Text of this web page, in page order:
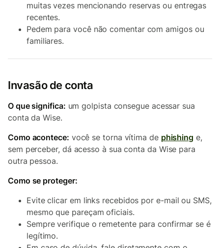
muitas vezes mencionando reservas ou entregas
recentes.
Pedem para você não comentar com amigos ou
familiares.
Invasão de conta
O que significa: um golpista consegue acessar sua
conta da Wise.
Como acontece: você se torna vítima de phishing e,
sem perceber, dá acesso à sua conta da Wise para
outra pessoa.
Como se proteger:
Evite clicar em links recebidos por e-mail ou SMS,
mesmo que pareçam oficiais.
Sempre verifique o remetente para confirmar se é
legítimo.